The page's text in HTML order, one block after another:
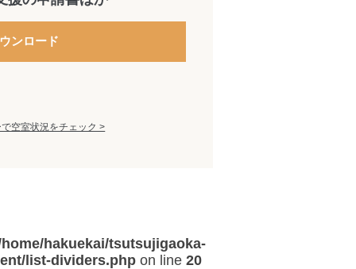
ンロード
空室状況をチェック >
hakuekai/tsutsujigaoka-
list-dividers.php on line 20